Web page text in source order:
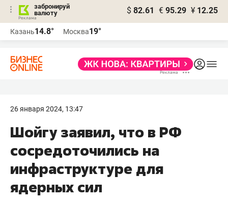
забронируй
валюту
$ 82.61 € 95.29 ¥ 12.25
Казань14.8° Москва19°
26 января 2024, 13:47
Шойгу заявил, что в РФ
сосредоточились на
инфраструктуре для
ядерных сил